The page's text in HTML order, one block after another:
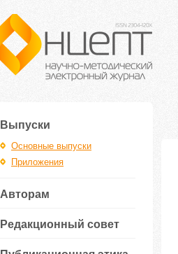
Выпуски
Основные выпуски
Приложения
Авторам
Редакционный совет